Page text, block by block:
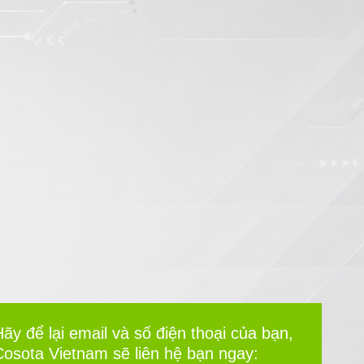
để lại email và số điện thoại của bạn,
Vietnam sẽ liên hệ bạn ngay: